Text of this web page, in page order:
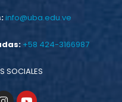
info@uba.edu.ve
+58 424-3166987
SOCIALES